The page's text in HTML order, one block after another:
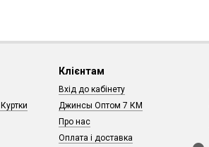
Клієнтам
Вхід до кабінету
Джинсы Оптом 7 КМ
Про нас
Оплата і доставка